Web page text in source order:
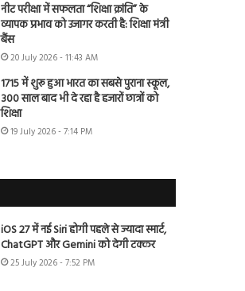
नीट परीक्षा में सफलता “शिक्षा क्रांति” के
व्यापक प्रभाव को उजागर करती है: शिक्षा मंत्री
बैंस
20 July 2026 - 11:43 AM
1715 में शुरू हुआ भारत का सबसे पुराना स्कूल,
300 साल बाद भी दे रहा है हजारों छात्रों को
शिक्षा
19 July 2026 - 7:14 PM
iOS 27 में नई Siri होगी पहले से ज्यादा स्मार्ट,
ChatGPT और Gemini को देगी टक्कर
25 July 2026 - 7:52 PM